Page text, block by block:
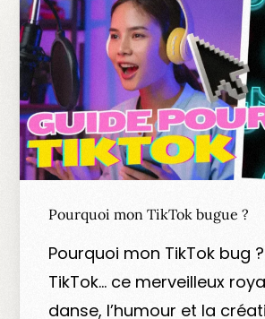
Pourquoi mon TikTok bugue ?
Pourquoi mon TikTok bug
TikTok… ce merveilleux
danse, l’humour et la